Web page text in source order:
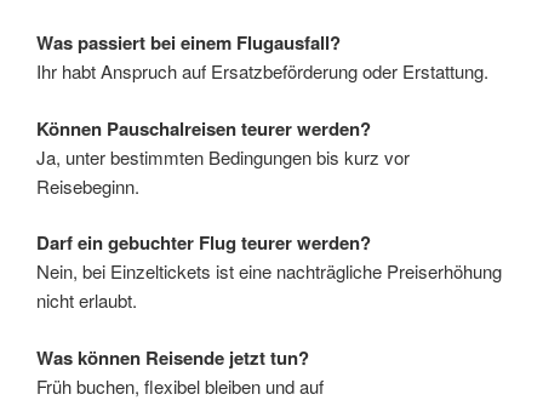
Was passiert bei einem Flugausfall?
Ihr habt Anspruch auf Ersatzbeförderung oder Erstattung.
Können Pauschalreisen teurer werden?
Ja, unter bestimmten Bedingungen bis kurz vor
Reisebeginn.
Darf ein gebuchter Flug teurer werden?
Nein, bei Einzeltickets ist eine nachträgliche Preiserhöhung
nicht erlaubt.
Was können Reisende jetzt tun?
Früh buchen, flexibel bleiben und auf